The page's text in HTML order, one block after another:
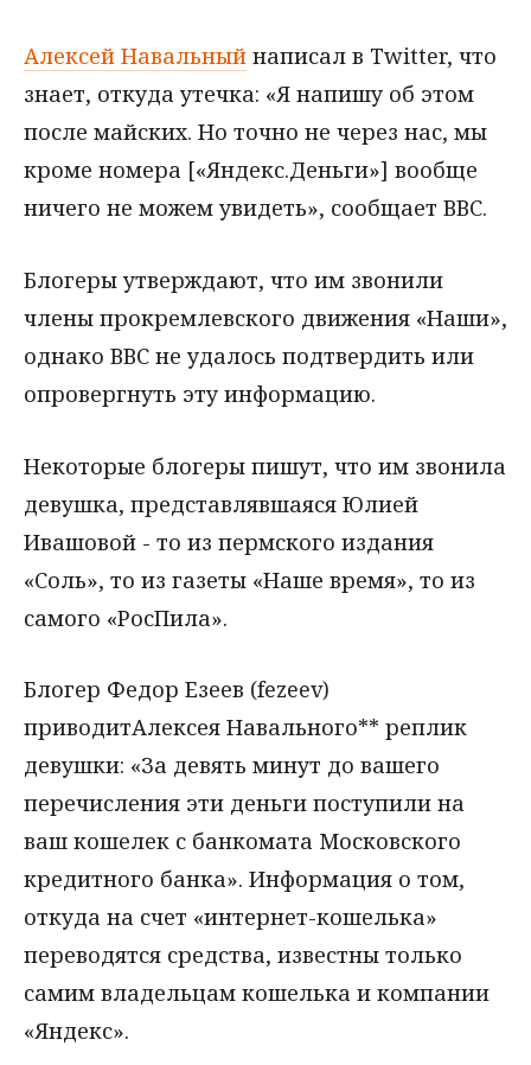
Алексей Навальный написал в Twitter, что
знает, откуда утечка: «Я напишу об этом
после майских. Но точно не через нас, мы
кроме номера [«Яндекс.Деньги»] вообще
ничего не можем увидеть», сообщает ВВС.
Блогеры утверждают, что им звонили
члены прокремлевского движения «Наши»,
однако ВВС не удалось подтвердить или
опровергнуть эту информацию.
Некоторые блогеры пишут, что им звонила
девушка, представлявшаяся Юлией
Ивашовой - то из пермского издания
«Соль», то из газеты «Наше время», то из
самого «РосПила».
Блогер Федор Езеев (fezeev)
приводитАлексея Навального** реплик
девушки: «За девять минут до вашего
перечисления эти деньги поступили на
ваш кошелек с банкомата Московского
кредитного банка». Информация о том,
откуда на счет «интернет-кошелька»
переводятся средства, известны только
самим владельцам кошелька и компании
«Яндекс».